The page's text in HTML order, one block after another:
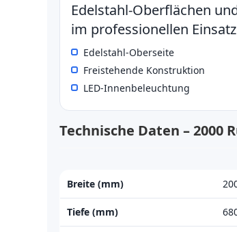
Edelstahl-Oberflächen
im professionellen
Edelstahl-Oberseite
Freistehende Konstruktion
LED-Innenbeleuchtung
Technische Daten – 2000
Breite (mm)
Tiefe (mm)